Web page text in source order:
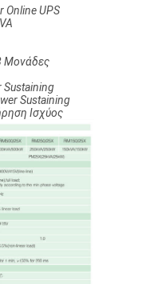
Online UPS
Μονάδες
Sustaining
Sustaining
Ισχύος